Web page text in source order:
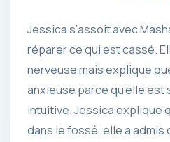
Jessica s’assoit avec
réparer ce qui est cassé.
nerveuse mais explique
anxieuse parce qu’elle
intuitive. Jessica explique
dans le fossé, elle a admis